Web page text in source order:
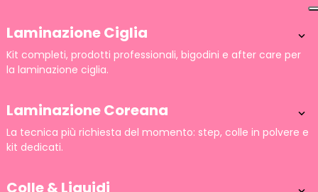
Laminazione Ciglia 
Kit completi, prodotti professionali, bigodini e after care per
la laminazione ciglia.
Laminazione Coreana 
La tecnica più richiesta del momento: step, colle in polvere e
kit dedicati.
Colle & Liquidi